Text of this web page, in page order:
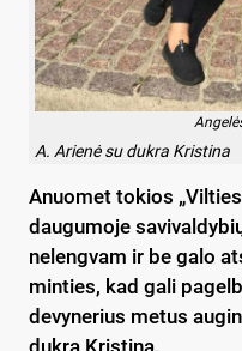
A. Arienė su dukra Kristina
Anuomet tokios
daugumoje
nelengvam ir be galo
minties, kad gali
devynerius metus